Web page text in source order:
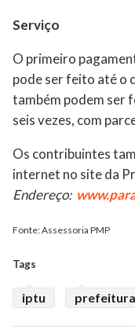
Serviço
O primeiro
pode ser feito até o
também podem ser
seis vezes, com
Os contribuintes
internet no site da
Endereço:
Fonte: Assessoria PMP
Tags
iptu